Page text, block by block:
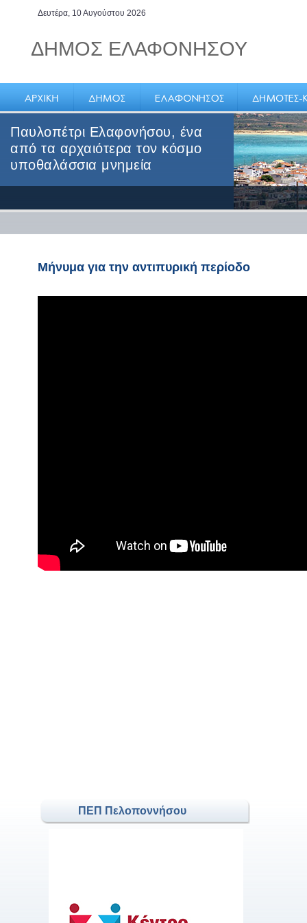
Δευτέρα, 10 Αυγούστου 2026
ΔΗΜΟΣ ΕΛΑΦΟΝΗΣΟΥ
Παυλοπέτρι Ελαφονήσου, ένα
από τα αρχαιότερα τον κόσμο
υποθαλάσσια μνημεία
Μήνυμα για την αντιπυρική περίοδο
ΠΕΠ Πελοποννήσου